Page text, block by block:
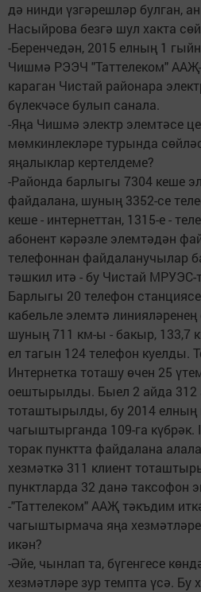
дә нинди үзгәрешләр булган,
Насыйрова безгә шул хакта
-Беренчедән, 2015 елның 1
Чишмә РЭЭЧ "Таттелеком"
караган Чистай районара
бүлекчәсе булып санала.
-Яңа Чишмә электр элемтәсе
мөмкинлекләре турында
яңалыклар кертелдеме?
-Районда барлыгы 7304 кеше
файдалана, шуның 3352-се
кеше - интернеттан, 1315-е -
абонент кәрәзле элемтәдән
телефоннан файдаланучылар
тәшкил итә - бу Чистай МРУЭС-
Барлыгы 20 телефон
кабельле элемтә
шуның 711 км-ы - бакыр, 133,7
ел тагын 124 телефон куелды.
Интернетка тоташу өчен 25
оештырылды. Быел 2 айда 312
тоташтырылды, бу 2014 елның
чагыштырганда 109-га күбрәк.
торак пунктта файдалана
хезмәткә 311 клиент
пунктларда 32 данә таксофон
-"Таттелеком" ААҖ тәкъдим
чагыштырмача яңа
икән?
-Әйе, чынлап та, бүгенгесе
хезмәтләре зур темпта үсә. Бу